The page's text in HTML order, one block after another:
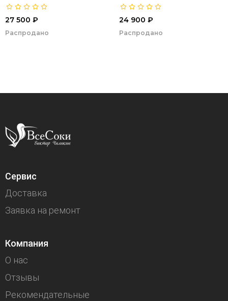
27 500 ₽
Распродано
24 900 ₽
Распродано
Сервис
Доставка
Заявка на ремонт
Компания
О нас
Отзывы
Рекомендательные